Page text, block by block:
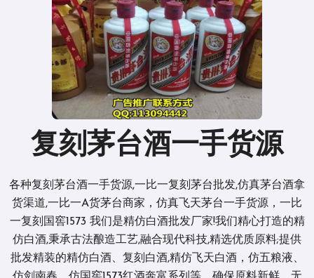
复刻茅台酒一手货源
各种复刻茅台酒一手货源,一比一复刻茅台批发,仿真茅台酒拿
货渠道,一比一A货茅台商家，仿真飞天茅台一手货源，一比
一复刻国窖1573 我们是精仿白酒批发厂家!我们精心打造的精
仿白酒,秉承古法酿造工艺,融合现代科技,精选优质原料;提供
批发精装的精仿白酒、复刻白酒,精仿飞天白酒，仿五粮液、